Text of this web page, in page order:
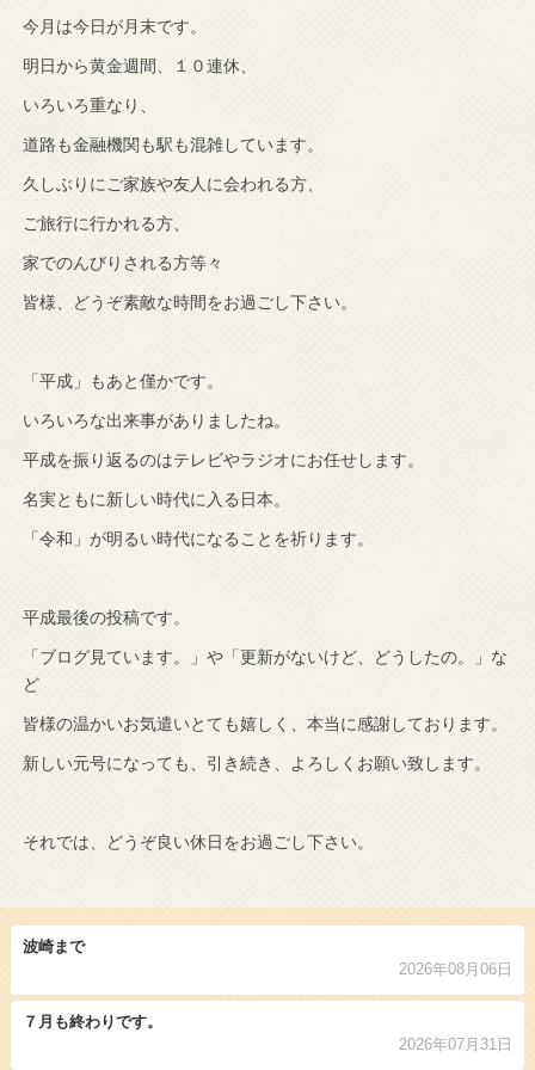
今月は今日が月末です。
明日から黄金週間、１０連休、
いろいろ重なり、
道路も金融機関も駅も混雑しています。
久しぶりにご家族や友人に会われる方、
ご旅行に行かれる方、
家でのんびりされる方等々
皆様、どうぞ素敵な時間をお過ごし下さい。
「平成」もあと僅かです。
いろいろな出来事がありましたね。
平成を振り返るのはテレビやラジオにお任せします。
名実ともに新しい時代に入る日本。
「令和」が明るい時代になることを祈ります。
平成最後の投稿です。
「ブログ見ています。」や「更新がないけど、どうしたの。」な
ど
皆様の温かいお気遣いとても嬉しく、本当に感謝しております。
新しい元号になっても、引き続き、よろしくお願い致します。
それでは、どうぞ良い休日をお過ごし下さい。
波崎まで
2026年08月06日
７月も終わりです。
2026年07月31日